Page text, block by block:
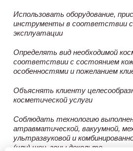
Использовать оборудование,
инструменты в соответствии с
эксплуатации
Определять вид необходимой
соответствии с состоянием
особенностями и пожеланием
Объяснять клиенту
косметической услуги
Соблюдать технологию
атравматической, вакуумной,
ультразвуковой и
(или) шеи, зоны декольте